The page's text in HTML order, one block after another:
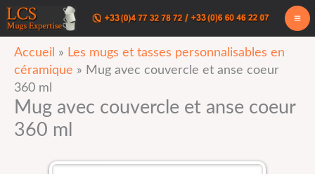
Aller
au
contenu
Accueil » Les mugs et tasses personnalisables en
céramique » Mug avec couvercle et anse coeur
360 ml
Mug avec couvercle et anse coeur
360 ml